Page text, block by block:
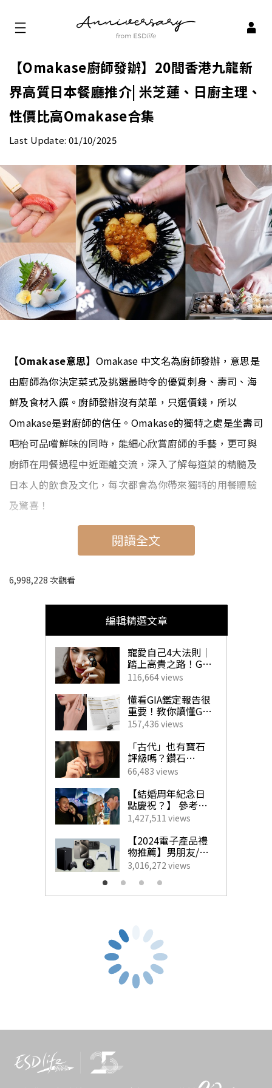
【Omakase廚師發辦】20間香港九龍新
界高質日本餐廳推介| 米芝蓮、日廚主理、
性價比高Omakase合集
Last Update: 01/10/2025
【Omakase意思】 Omakase 中文名為廚師發辦，意思是
由廚師為你決定菜式及挑選最時令的優質刺身、壽司、海
鮮及食材入饌。廚師發辦沒有菜單，只選價錢，所以
Omakase是對廚師的信任。Omakase的獨特之處是坐壽司
吧枱可品嚐鮮味的同時，能細心欣賞廚師的手藝，更可與
廚師在用餐過程中近距離交流，深入了解每道菜的精髓及
日本人的飲食及文化，每次都會為你帶來獨特的用餐體驗
及驚喜！
【香港Omakase推介】香港人最喜歡去日本及吃日本
選擇。就算現在未能飛日本，一頓高質的日本廚師發辦都
可令你享受一趟幸福的日本美食之旅。
Text：Anniversary_editor, Elize CHAN, Venus Cheung
快速瀏覽：
港島區Omakase
月山 GASSAN｜立鮨｜T8 Japanese Cuisine
鮨慎Sushi Kami｜Sushi Shion｜Sushi Saito 鮨 ‧ 齋
天鮨TEN ZUSHI｜Sushi Mamoru｜
九龍區Omakase
｜壽司芳 Sushiyoshi｜花晨月夕 Kuno
｜帯広はげ天
新界區Omakase
弦 Sushi Gen Omakase
閱讀全文
6,998,228 次觀看
編輯精選文章
寵愛自己4大法則｜
踏上高貴之路！GIA
珠寶鑽飾必備指南
116,664 views
懂看GIA鑑定報告很
重要！教你讀懂GIA
4C外的重要訊息！
揀珠寶商如挑對醫
生 挑選心儀寶石不
求人！
157,436 views
「古代」也有寶石
評級嗎？鑽石
「4C」是如何創
立？一文帶你了解
GIA對鑽石鑑定的影
響力！
66,483 views
【結婚周年紀念日
點慶祝？】 參考男
藝人甜蜜慶祝點子
為另一半製造驚
喜！
1,427,511 views
【2024電子產品禮
物推薦】男朋友/老
公最想收到的實用
生日禮物
3,016,272 views